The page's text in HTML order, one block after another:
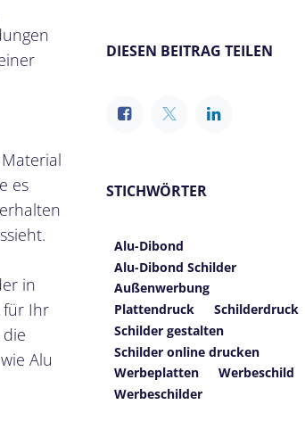
es
in
für Ihr
Alu
DIESEN BEITRAG TEILEN
STICHWÖRTER
Alu-Dibond
Alu-Dibond Schilder
Außenwerbung
Plattendruck
Schilderdruck
Schilder gestalten
Schilder online drucken
Werbeplatten
Werbeschild
Werbeschilder